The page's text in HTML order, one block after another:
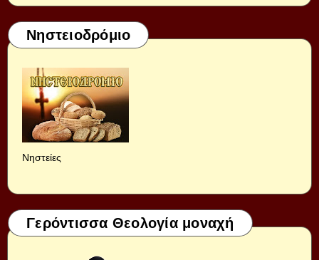
Νηστειοδρόμιο
Νηστείες
Γερόντισσα Θεολογία μοναχή